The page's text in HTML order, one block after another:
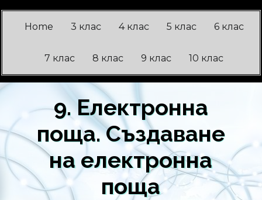
Home 3 клас 4 клас 5 клас 6 клас
7 клас 8 клас 9 клас 10 клас
9. Електронна
поща. Създаване
на електронна
поща